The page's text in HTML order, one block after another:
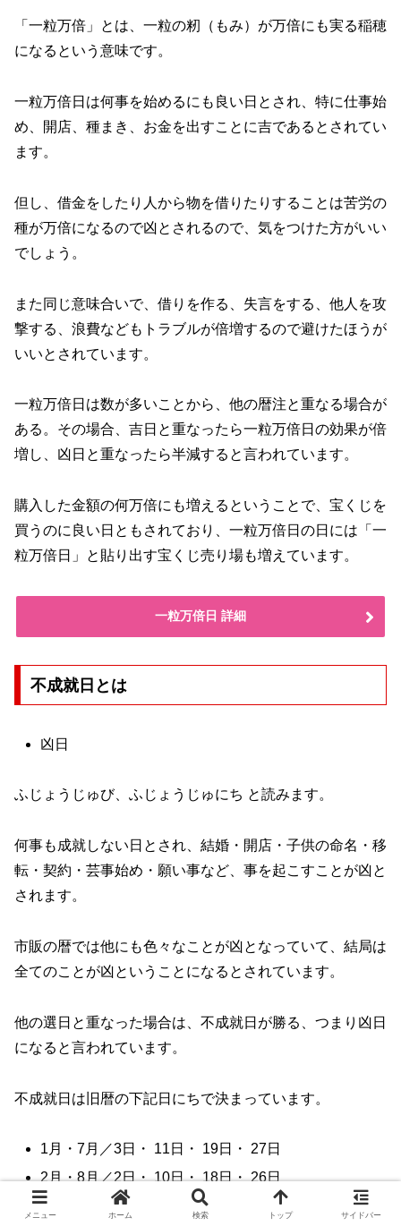
「一粒万倍」とは、一粒の籾（もみ）が万倍にも実る稲穂
になるという意味です。
一粒万倍日は何事を始めるにも良い日とされ、特に仕事始
め、開店、種まき、お金を出すことに吉であるとされてい
ます。
但し、借金をしたり人から物を借りたりすることは苦労の
種が万倍になるので凶とされるので、気をつけた方がいい
でしょう。
また同じ意味合いで、借りを作る、失言をする、他人を攻
撃する、浪費などもトラブルが倍増するので避けたほうが
いいとされています。
一粒万倍日は数が多いことから、他の暦注と重なる場合が
ある。その場合、吉日と重なったら一粒万倍日の効果が倍
増し、凶日と重なったら半減すると言われています。
購入した金額の何万倍にも増えるということで、宝くじを
買うのに良い日ともされており、一粒万倍日の日には「一
粒万倍日」と貼り出す宝くじ売り場も増えています。
一粒万倍日 詳細
不成就日とは
凶日
ふじょうじゅび、ふじょうじゅにち と読みます。
何事も成就しない日とされ、結婚・開店・子供の命名・移
転・契約・芸事始め・願い事など、事を起こすことが凶と
されます。
市販の暦では他にも色々なことが凶となっていて、結局は
全てのことが凶ということになるとされています。
他の選日と重なった場合は、不成就日が勝る、つまり凶日
になると言われています。
不成就日は旧暦の下記日にちで決まっています。
1月・7月／3日・ 11日・ 19日・ 27日
2月・8月／2日・ 10日・ 18日・ 26日
3月・9月／1日・ 9日・ 17日・ 25日
メニュー ホーム 検索 トップ サイドバー